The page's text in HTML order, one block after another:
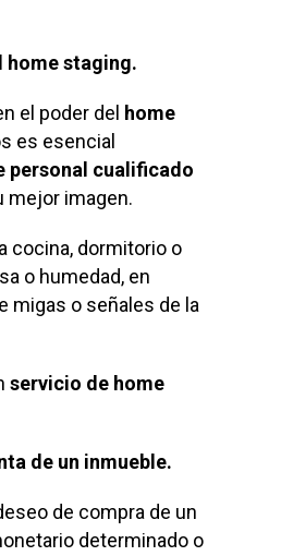
home staging.
el poder del home
es esencial
personal cualificado
mejor imagen.
cocina, dormitorio o
o humedad, en
migas o señales de la
servicio de home
de un inmueble.
de compra de un
determinado o